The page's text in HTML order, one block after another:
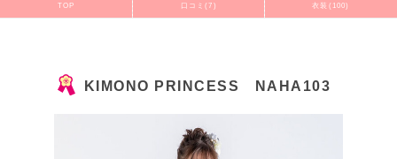
TOP 口コミ(7) 衣装(100)
KIMONO PRINCESS NAHA103